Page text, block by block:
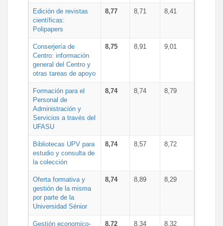
Edición de revistas
científicas:
Polipapers
8,77 8,71 8,41
Conserjería de
Centro: información
general del Centro y
otras tareas de apoyo
8,75 8,91 9,01
Formación para el
Personal de
Administración y
Servicios a través del
UFASU
8,74 8,74 8,79
Bibliotecas UPV para
estudio y consulta de
la colección
8,74 8,57 8,72
Oferta formativa y
gestión de la misma
por parte de la
Universidad Sénior
8,74 8,89 8,29
Gestión economico- 8,72 8,34 8,32